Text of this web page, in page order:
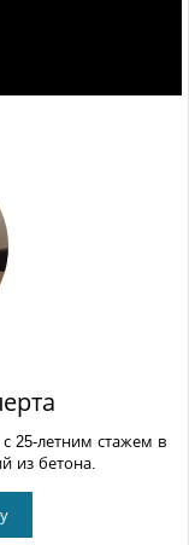
с 25-летним стажем в
из бетона.